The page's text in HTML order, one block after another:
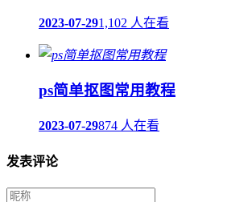
2023-07-291,102 人在看
ps简单抠图常用教程
2023-07-29874 人在看
发表评论